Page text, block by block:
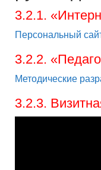
3.2.1.
Персональный
3.2.2.
Методические
3.2.3.